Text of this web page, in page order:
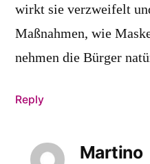
wirkt sie verzweifelt
Maßnahmen, wie
nehmen die Bürger
Reply
Martino